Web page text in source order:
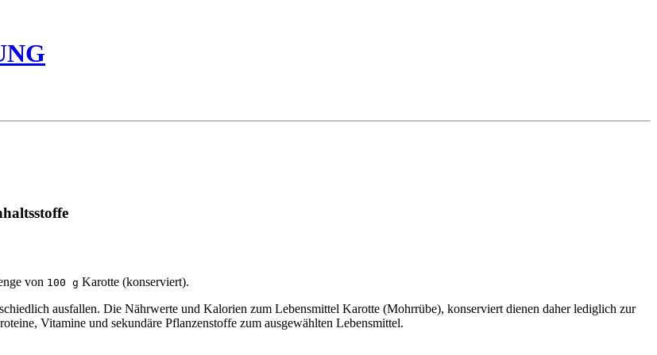
von 100 g Karotte (konserviert).
ausfallen. Die Nährwerte und Kalorien zum Lebensmittel Karotte (Mohrrübe), konserviert dienen daher lediglich zur
Vitamine und sekundäre Pflanzenstoffe zum ausgewählten Lebensmittel.